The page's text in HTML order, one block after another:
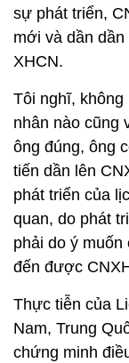
sự phát triển,
mới và dần
XHCN.
Tôi nghĩ,
nhân nào cũng
ông đúng, ông
tiến dần lên
phát triển của
quan, do phát
phải do ý muốn
đến được
Thực tiễn của
Nam, Trung
chứng minh